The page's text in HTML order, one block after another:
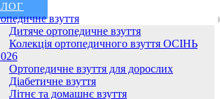
взуття
Дитяче ортопедичне взуття
Колекція ортопедичного взуття ОСІНЬ
Ортопедичне взуття для дорослих
Діабетичне взуття
Літнє та домашнє взуття